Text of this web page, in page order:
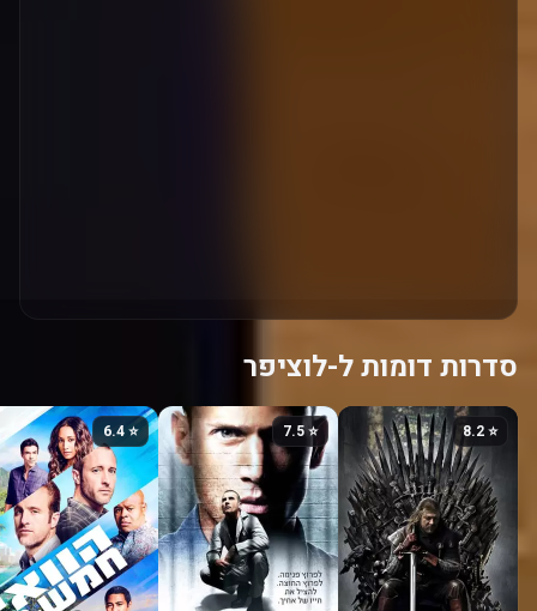
סדרות דומות ל-לוציפר
⭐ 8.2
⭐ 7.5
⭐ 6.4